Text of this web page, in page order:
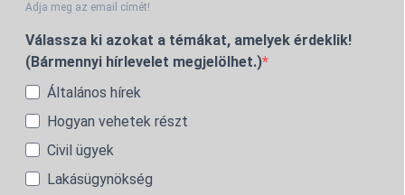
Adja meg az email címét!
Válassza ki azokat a témákat, amelyek érdeklik!
(Bármennyi hírlevelet megjelölhet.)
Általános hírek
Hogyan vehetek részt
Civil ügyek
Lakásügynökség